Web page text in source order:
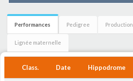
Performances Pedigree Production
Lignée maternelle
Class. Date Hippodrome